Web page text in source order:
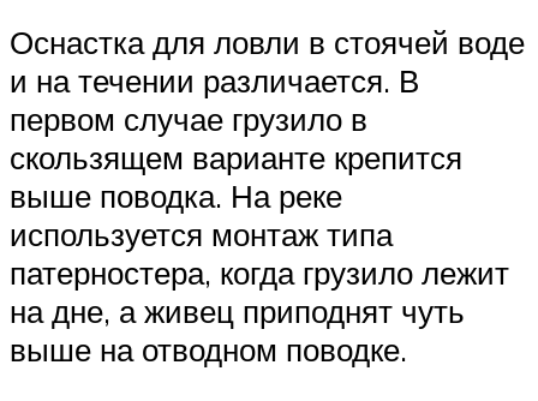
Оснастка для ловли в стоячей воде
и на течении различается. В
первом случае грузило в
скользящем варианте крепится
выше поводка. На реке
используется монтаж типа
патерностера, когда грузило лежит
на дне, а живец приподнят чуть
выше на отводном поводке.